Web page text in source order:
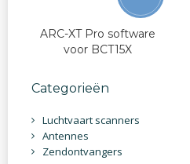
ARC-XT Pro software
voor BCT15X
Categorieën
Luchtvaart scanners
Antennes
Zendontvangers